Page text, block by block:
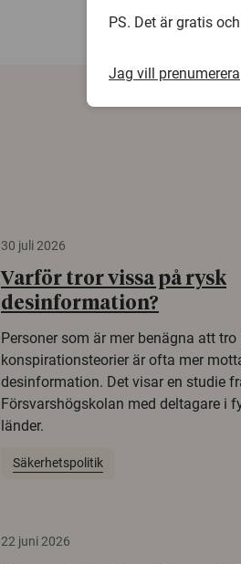
30 juli 2026
Varför tror vissa på rysk
desinformation?
Personer som är mer benägna att tro
konspirationsteorier är ofta mer
desinformation. Det visar en studie
Försvarshögskolan med deltagare i
länder.
Säkerhetspolitik
22 juni 2026
PS. Det är gratis
Jag vill prenumerera